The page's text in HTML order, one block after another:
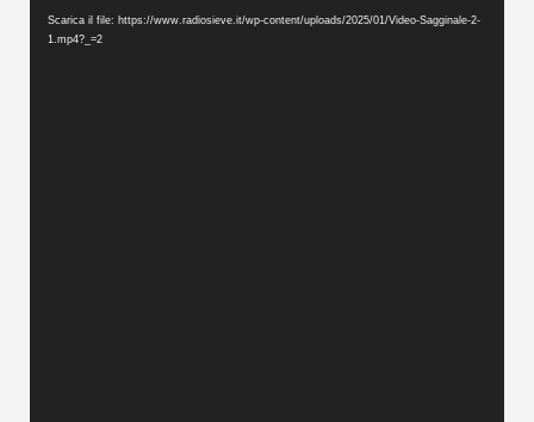
Scarica il file: https://www.radiosieve.it/wp-content/uploads/2025/01/Video-Sagginale-2-
1.mp4?_=2